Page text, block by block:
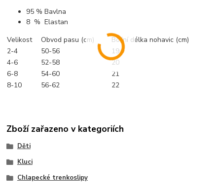
95 % Bavlna
8 % Elastan
Velikost
Obvod pasu (cm)
Boční délka nohavic (cm)
2-4
50-56
19
4-6
52-58
20
6-8
54-60
21
8-10
56-62 22
Zboží zařazeno v kategoriích
Děti
Kluci
Chlapecké trenkoslipy